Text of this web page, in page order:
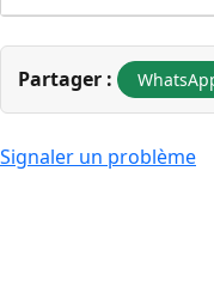
Partager :
Signaler un problème